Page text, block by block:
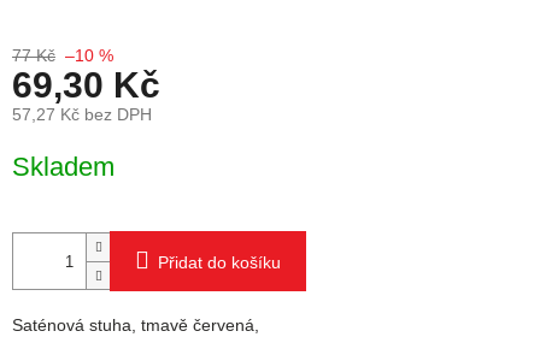
77 Kč –10 %
69,30 Kč
57,27 Kč bez DPH
Skladem
Přidat do košíku
Saténová stuha, tmavě červená,